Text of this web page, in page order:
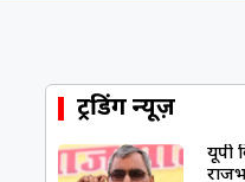
ट्रेंडिंग न्यूज़
यूपी